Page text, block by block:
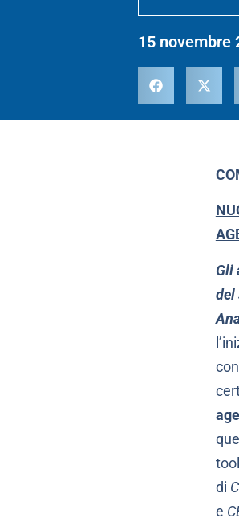
15 novembre
Gli
del
con
di
e